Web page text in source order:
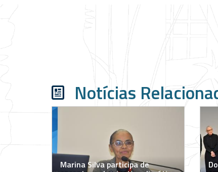
Notícias
Marina Silva participa de